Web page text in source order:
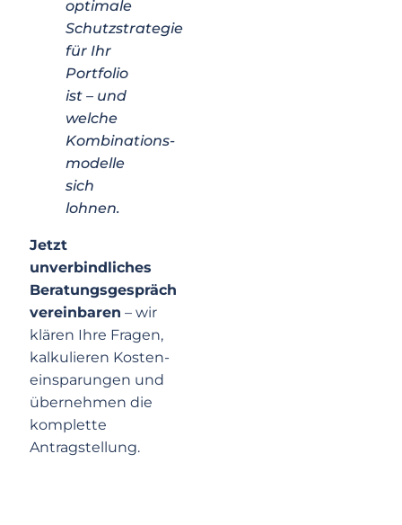
optimale
Schutzstrategie
für Ihr
Portfolio
ist – und
welche
Kombinations­
modelle
sich
lohnen.
Jetzt
unverbindliches
Beratungsgespräch
vereinbaren – wir
klären Ihre Fragen,
kalkulieren Kosten­
einsparungen und
übernehmen die
komplette
Antragstellung.